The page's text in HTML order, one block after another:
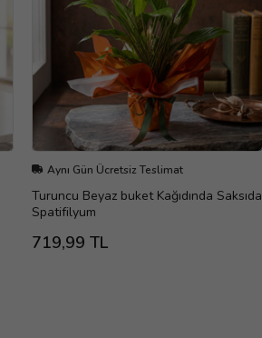
Aynı Gün Ücretsiz Teslimat
Turuncu Beyaz buket Kağıdında Saksıda
Spatifilyum
719,99 TL